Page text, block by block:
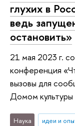
глухих в
ведь
остановить»
21 мая 2023 г.
конференция
вызовы для
Домом
Наука идеи и